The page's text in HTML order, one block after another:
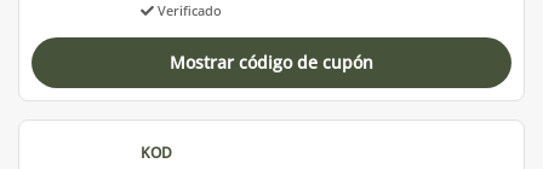
Verificado
Mostrar código de cupón
KOD